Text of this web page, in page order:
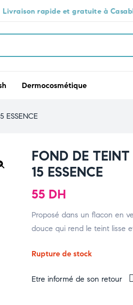
et gratuite à Casablanca 🕒🚚
Dermocosmétique
ESSENCE
FOND DE
15 ESSENCE
55 DH
Proposé dans un flacon en
douce qui rend le teint lisse
Rupture de stock
Etre informé de son retour